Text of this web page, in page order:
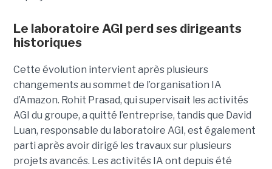
Le laboratoire AGI perd ses dirigeants
historiques
Cette évolution intervient après plusieurs
changements au sommet de l’organisation IA
d’Amazon. Rohit Prasad, qui supervisait les activités
AGI du groupe, a quitté l’entreprise, tandis que David
Luan, responsable du laboratoire AGI, est également
parti après avoir dirigé les travaux sur plusieurs
projets avancés. Les activités IA ont depuis été